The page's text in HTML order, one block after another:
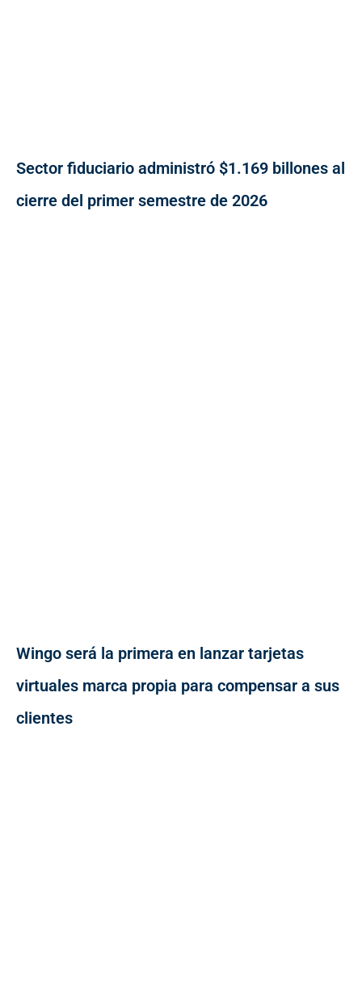
Sector fiduciario administró $1.169 billones al
cierre del primer semestre de 2026
Wingo será la primera en lanzar tarjetas
virtuales marca propia para compensar a sus
clientes